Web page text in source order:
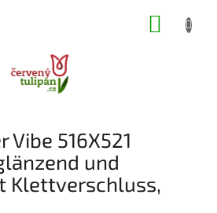
Vibe 516X521
und
Klettverschluss,